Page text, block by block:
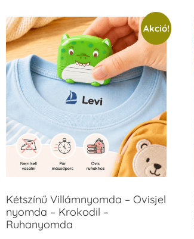
Akció!
Kétszínű Villámnyomda – Ovisjel
nyomda – Krokodil –
Ruhanyomda